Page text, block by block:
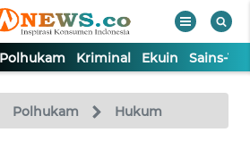
Polhukam Kriminal Ekuin Sains-
Polhukam Hukum